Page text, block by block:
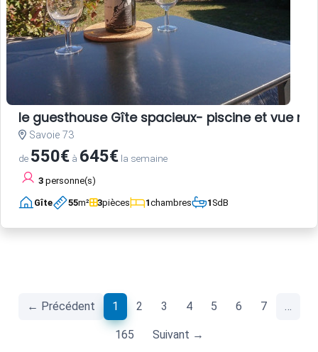
le guesthouse Gîte spacieux- piscine et vue
Savoie 73
de 550€ à 645€ la semaine
3 personne(s)
Gîte 55m² 3pièces 1chambres 1SdB
← Précédent 1 (current)
2 3 4 5 6 7 …
165 Suivant →